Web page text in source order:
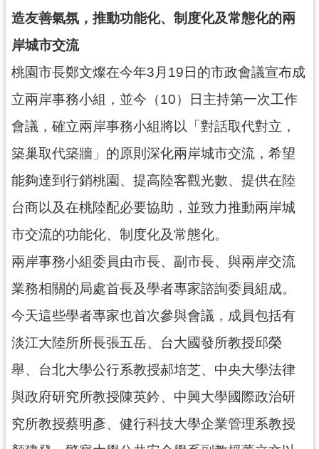
資
訊
訊
息
告
便
民
務
政
府
訊
公
回
頁
網
站
造友善氣氛，推動功能化、制度化及常態化的兩
岸城市交流
桃園市長鄭文燦在今年3月19日的市政會議宣布成
立兩岸事務小組，並今（10）日主持第一次工作
會議，確立兩岸事務小組將以「對話取代對立，
築巢取代築牆」的原則深化兩岸城市交流，希望
能夠達到行銷桃園、提高陸客觀光數、提供在陸
台商以及在桃陸配必要協助，並致力推動兩岸城
市交流的功能化、制度化及常態化。
兩岸事務小組委員由市長、副市長、與兩岸交流
業務相關的局處首長及學者專家諮詢委員組成。
今天這些學者專家也首次參與會議，成員包括有
淡江大陸所所長張五岳、台大國發所教授邱榮
舉、台北大學公行系教授郝培芝、中央大學法律
與政府研究所教授陳英鈐、中興大學國際政治研
究所教授蔡明彥、健行科技大學企業管理系教授